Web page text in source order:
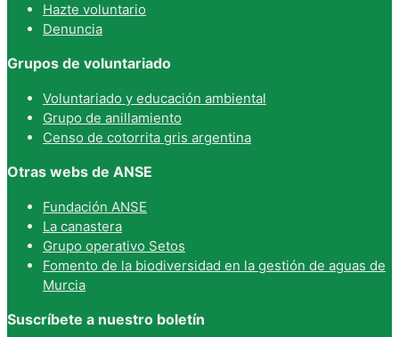
Hazte voluntario
Denuncia
Grupos de voluntariado
Voluntariado y educación ambiental
Grupo de anillamiento
Censo de cotorrita gris argentina
Otras webs de ANSE
Fundación ANSE
La canastera
Grupo operativo Setos
Fomento de la biodiversidad en la gestión de aguas de
Murcia
Suscríbete a nuestro boletín